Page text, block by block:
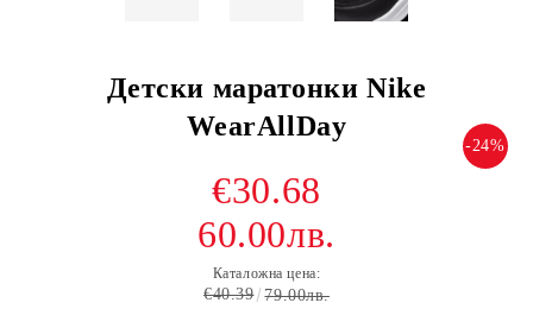
Детски маратонки Nike
WearAllDay
-24%
€30.68
60.00лв.
Каталожна цена:
€40.39 79.00лв.